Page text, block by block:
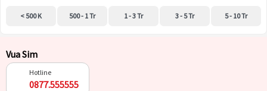
< 500 K 500 - 1 Tr 1 - 3 Tr 3 - 5 Tr 5 - 10 Tr
Vua Sim
Hotline
0877.555555